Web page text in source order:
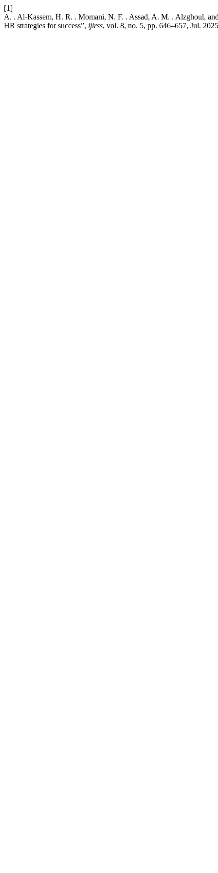
[1]
A. . Al-Kassem, H. R. . Momani, N. F. . Assad, A. M. . Alzghoul,
HR strategies for success”, ijirss, vol. 8, no. 5, pp. 646–657, Jul.